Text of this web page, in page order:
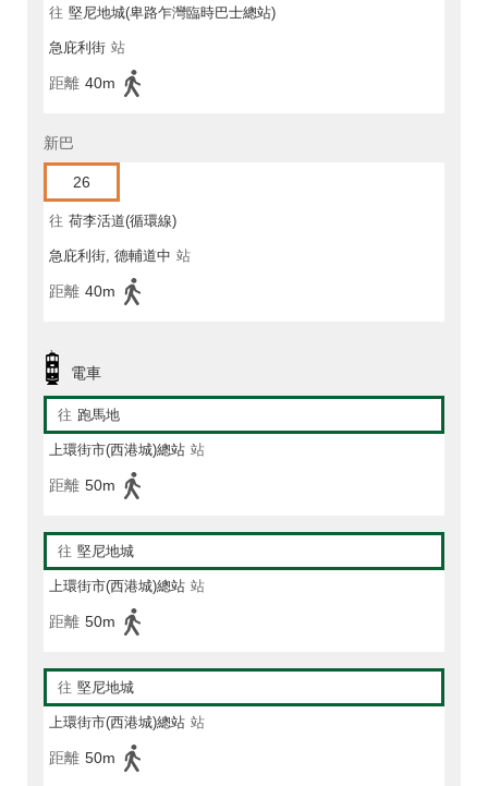
往 堅尼地城(卑路乍灣臨時巴士總站)
急庇利街 站
距離 40m
新巴
26
往 荷李活道(循環線)
急庇利街, 德輔道中 站
距離 40m
電車
往 跑馬地
上環街市(西港城)總站 站
距離 50m
往 堅尼地城
上環街市(西港城)總站 站
距離 50m
往 堅尼地城
上環街市(西港城)總站 站
距離 50m